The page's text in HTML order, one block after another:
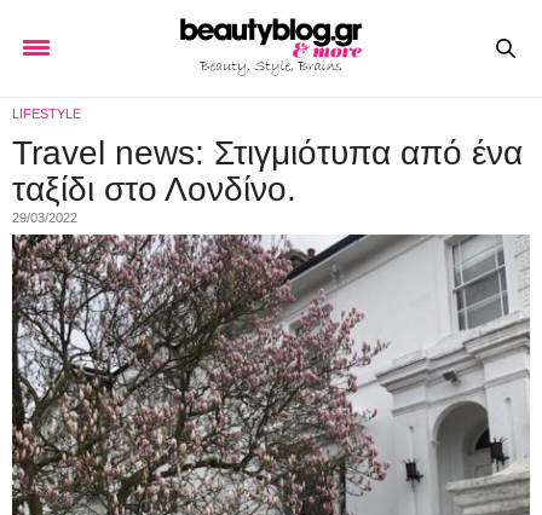
LIFESTYLE
Travel news: Στιγμιότυπα από ένα
ταξίδι στο Λονδίνο.
29/03/2022